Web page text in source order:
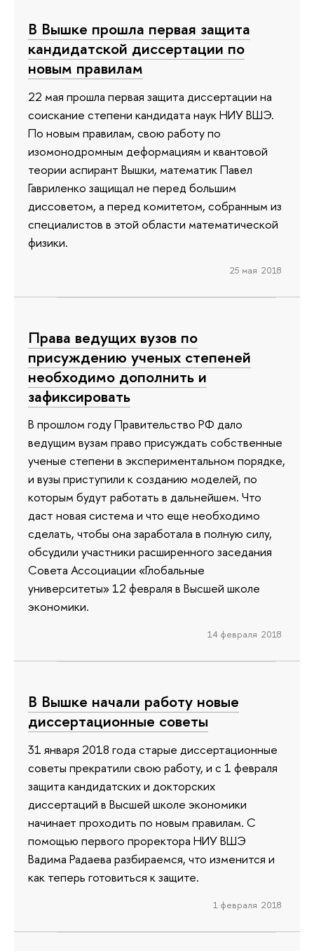
В Вышке прошла первая защита
кандидатской диссертации по
новым правилам
22 мая прошла первая защита диссертации на
соискание степени кандидата наук НИУ ВШЭ.
По новым правилам, свою работу по
изомонодромным деформациям и квантовой
теории аспирант Вышки, математик Павел
Гавриленко защищал не перед большим
диссоветом, а перед комитетом, собранным из
специалистов в этой области математической
физики.
25 мая 2018
Права ведущих вузов по
присуждению ученых степеней
необходимо дополнить и
зафиксировать
В прошлом году Правительство РФ дало
ведущим вузам право присуждать собственные
ученые степени в экспериментальном порядке,
и вузы приступили к созданию моделей, по
которым будут работать в дальнейшем. Что
даст новая система и что еще необходимо
сделать, чтобы она заработала в полную силу,
обсудили участники расширенного заседания
Совета Ассоциации «Глобальные
университеты» 12 февраля в Высшей школе
экономики.
14 февраля 2018
В Вышке начали работу новые
диссертационные советы
31 января 2018 года старые диссертационные
советы прекратили свою работу, и с 1 февраля
защита кандидатских и докторских
диссертаций в Высшей школе экономики
начинает проходить по новым правилам. С
помощью первого проректора НИУ ВШЭ
Вадима Радаева разбираемся, что изменится и
как теперь готовиться к защите.
1 февраля 2018